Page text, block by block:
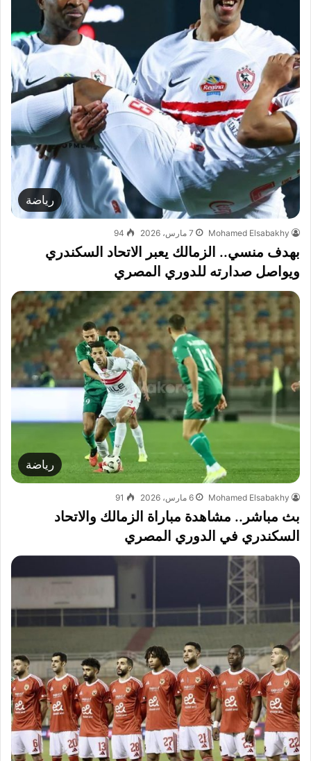
رياضة
Mohamed Elsabakhy 7 مارس، 2026 94
بهدف منسي.. الزمالك يعبر الاتحاد السكندري
ويواصل صدارته للدوري المصري
رياضة
Mohamed Elsabakhy 6 مارس، 2026 91
بث مباشر.. مشاهدة مباراة الزمالك والاتحاد
السكندري في الدوري المصري